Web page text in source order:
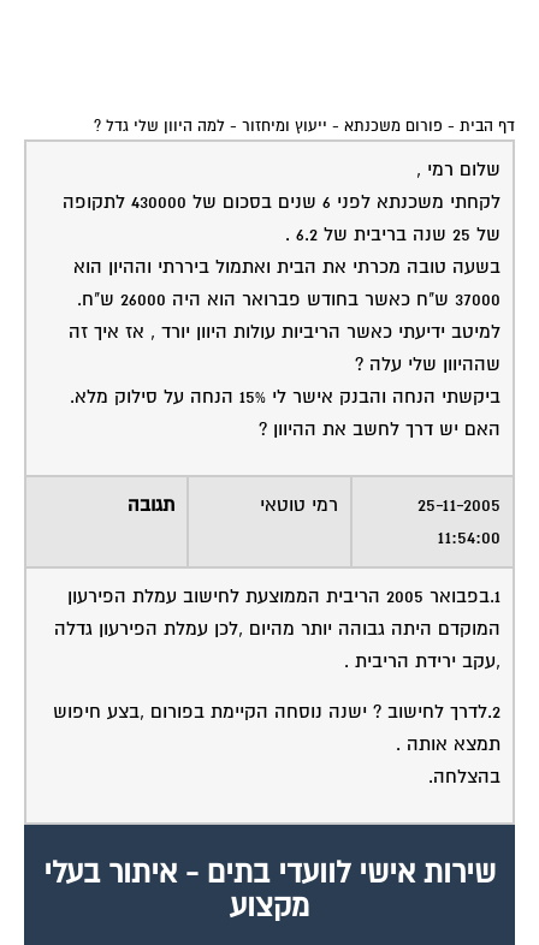
שלום רמי ,
של 25 שנה בריבית של 6.2 .
בשעה טובה מכרתי את הבית ואתמול ביררתי וההיון הוא
37000 ש"ח כאשר בחודש פברואר הוא היה 26000 ש"ח.
למיטב ידיעתי כאשר הריביות עולות היוון יורד , אז איך זה
שההיוון שלי עלה ?
ביקשתי הנחה והבנק אישר לי 15% הנחה על סילוק מלא.
האם יש דרך לחשב את ההיוון ?
25-11-2005
11:54:00
רמי טוטאי תגובה
1.בפבואר 2005 הריבית הממוצעת לחישוב עמלת הפירעון
המוקדם היתה גבוהה יותר מהיום ,לכן עמלת הפירעון גדלה
,עקב ירידת הריבית .
תמצא אותה .
בהצלחה.
מקצוע
המוקד לדייר של פורטל בית משותף דואג